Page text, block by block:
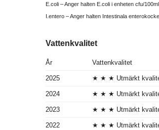
E.coli – Anger halten E.coli i enheten cfu/100ml.
I.entero – Anger halten Intestinala
Vattenkvalitet
År Vattenkvalitet
2025 ★ ★ ★ Utmärkt
2024 ★ ★ ★ Utmärkt
2023 ★ ★ ★ Utmärkt
2022 ★ ★ ★ Utmärkt